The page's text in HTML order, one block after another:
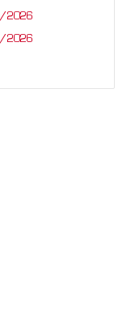
2026
2026